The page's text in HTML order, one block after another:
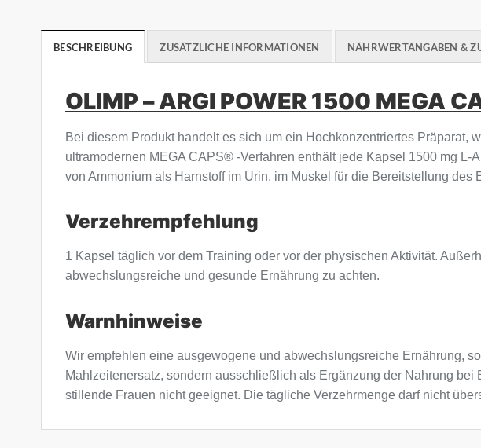
BESCHREIBUNG ZUSÄTZLICHE INFORMATIONEN NÄHRWERTANGABEN &
OLIMP – ARGI POWER 1500 MEGA
Bei diesem Produkt handelt es sich um ein Hochkonzentriertes Präparat,
ultramodernen MEGA CAPS® -Verfahren enthält jede Kapsel 1500 mg
von Ammonium als Harnstoff im Urin, im Muskel für die Bereitstellung
Verzehrempfehlung
1 Kapsel täglich vor dem Training oder vor der physischen Aktivität.
abwechslungsreiche und gesunde Ernährung zu achten.
Warnhinweise
Wir empfehlen eine ausgewogene und abwechslungsreiche Ernährung,
Mahlzeitenersatz, sondern ausschließlich als Ergänzung der Nahrung
stillende Frauen nicht geeignet. Die tägliche Verzehrmenge darf nicht